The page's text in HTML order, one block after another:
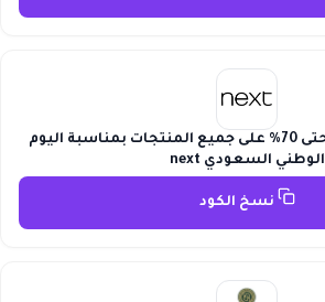
كوبون خصم نكست حتى 70% على جميع المنتجات بمناسبة اليوم
الوطني السعودي next
نسخ الكود